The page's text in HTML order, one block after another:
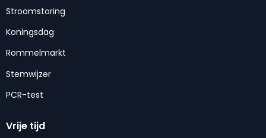
Stroomstoring
Koningsdag
Rommelmarkt
Stemwijzer
PCR-test
Vrije tijd